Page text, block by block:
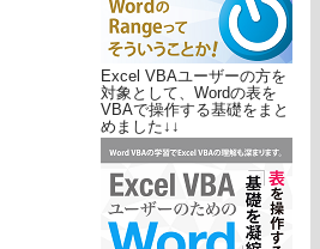
Excel VBAユーザーの方を
対象として、Wordの表を
VBAで操作する基礎をまと
めました↓↓